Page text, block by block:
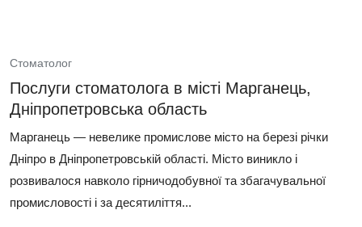
Стоматолог
Послуги стоматолога в місті Марганець,
Дніпропетровська область
Марганець — невелике промислове місто на березі річки
Дніпро в Дніпропетровській області. Місто виникло і
розвивалося навколо гірничодобувної та збагачувальної
промисловості і за десятиліття...